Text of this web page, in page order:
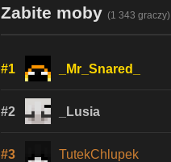
Zabite moby (1 343 graczy)
#1 _Mr_Snared_
#2 _Lusia
#3 TutekChlupek